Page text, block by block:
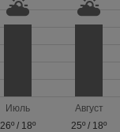
Июль
26º/ 18º
Август
25º / 18º